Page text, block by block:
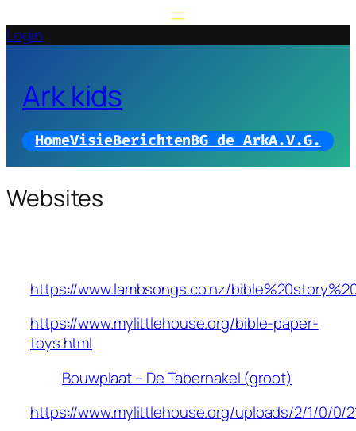
Login
Ark kids
HomeVisieBerichtenBG de ArkA.V.G.
Websites
https://www.lambsongs.co.nz/
https://www.mylittlehouse.org/bible-paper-
toys.html
Bouwplaat – De Tabernakel (groot)
https://www.mylittlehouse.org/uploads/2/1/0/0/